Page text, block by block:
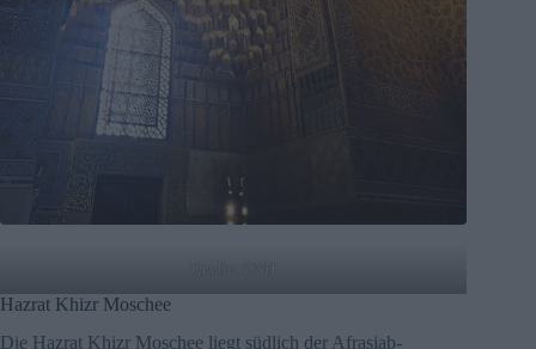
Quelle: DNH
Hazrat Khizr Moschee
Die Hazrat Khizr Moschee liegt südlich der Afrasiab-